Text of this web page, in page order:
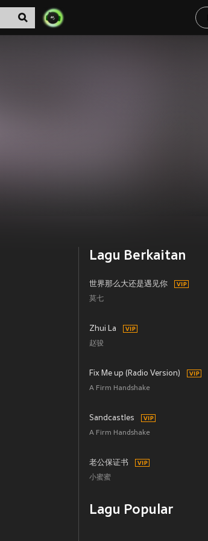
Lagu Berkaitan
世界那么大还是遇见你
莫七
Zhui La
赵骏
Fix Me up (Radio Version)
A Firm Handshake
Sandcastles
A Firm Handshake
老公保证书
小蜜蜜
Lagu Popular